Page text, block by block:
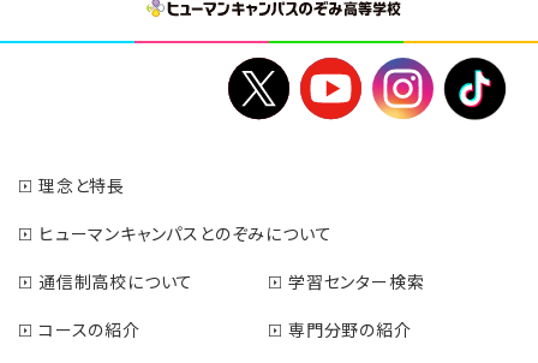
理念と特長
ヒューマンキャンパスとのぞみについて
通信制高校について
学習センター検索
コースの紹介
専門分野の紹介